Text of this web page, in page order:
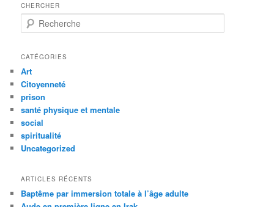
CHERCHER
e
h
r
c
h
e
CATÉGORIES
Art
Citoyenneté
prison
santé physique et mentale
social
spiritualité
Uncategorized
ARTICLES RÉCENTS
Baptême par immersion totale à l’âge adulte